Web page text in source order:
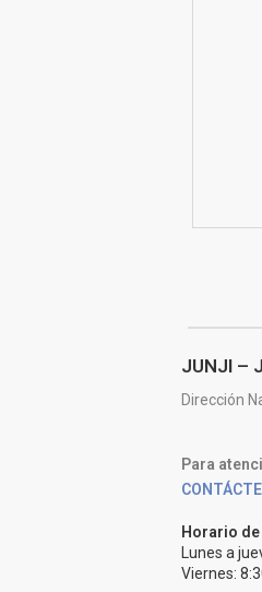
JUNJI –
Dirección
Para
Horario
Lunes a
Viernes: